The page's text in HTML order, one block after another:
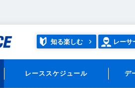
知る楽しむ レーサ
レーススケジュール デ